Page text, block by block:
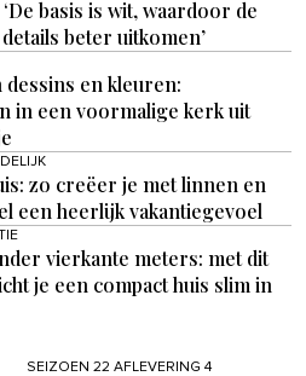
basis is wit, waardoor de
beter uitkomen’
dessins en kleuren:
in een voormalige kerk uit
zo creëer je met linnen en
een heerlijk vakantiegevoel
vierkante meters: met dit
je een compact huis slim in
SEIZOEN 22 AFLEVERING 4